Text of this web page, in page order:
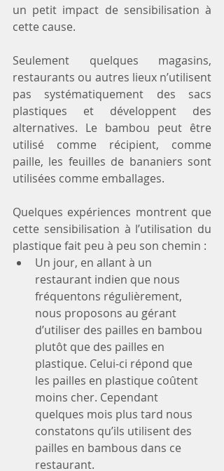
un petit impact de sensibilisation à
cette cause.
Seulement quelques magasins,
restaurants ou autres lieux n’utilisent
pas systématiquement des sacs
plastiques et développent des
alternatives. Le bambou peut être
utilisé comme récipient, comme
paille, les feuilles de bananiers sont
utilisées comme emballages.
Quelques expériences montrent que
cette sensibilisation à l’utilisation du
plastique fait peu à peu son chemin :
Un jour, en allant à un
restaurant indien que nous
fréquentons régulièrement,
nous proposons au gérant
d’utiliser des pailles en bambou
plutôt que des pailles en
plastique. Celui-ci répond que
les pailles en plastique coûtent
moins cher. Cependant
quelques mois plus tard nous
constatons qu’ils utilisent des
pailles en bambous dans ce
restaurant.